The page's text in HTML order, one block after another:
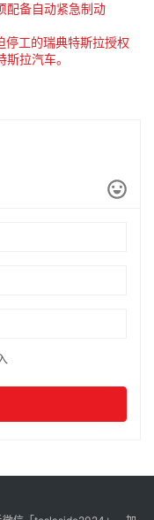
配备自动紧急制动
停工的瑞典特斯拉授权
拉汽车。